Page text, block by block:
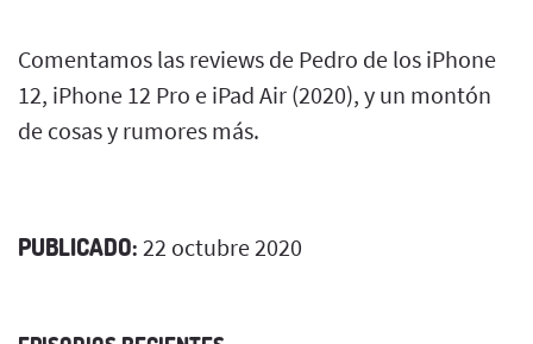
Comentamos las reviews de Pedro de los iPhone
12, iPhone 12 Pro e iPad Air (2020), y un montón
de cosas y rumores más.
PUBLICADO: 22 octubre 2020